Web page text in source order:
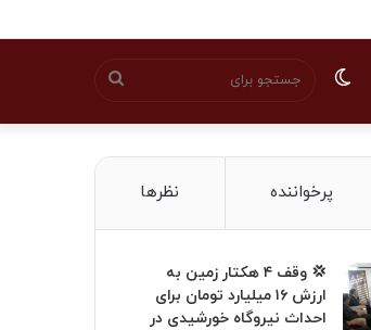
برای
تغییر
پرخواننده نظرها
💢 وقف ۴ هکتار زمین به
ارزش ۱۶ میلیارد تومان برای
احداث نیروگاه خورشیدی در